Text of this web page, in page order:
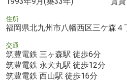
住所
福岡県北九州市八幡西区三ケ森
交通
筑豊電鉄 三ヶ森駅 徒歩6分
筑豊電鉄 永犬丸駅 徒歩12分
筑豊電鉄 西山駅 徒歩16分